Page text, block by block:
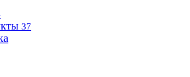
37